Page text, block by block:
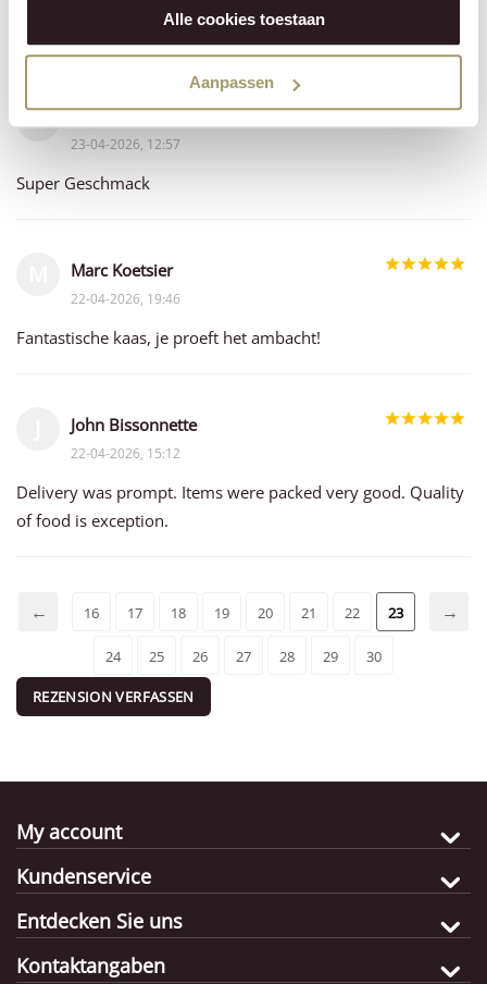
Alle cookies toestaan
Aanpassen
Es klappt immer reibungslos und schmeckt erstklassig.
A Anabela Lavinas Tewes
23-04-2026, 12:57
Super Geschmack
Marc Koetsier
22-04-2026, 19:46
Fantastische kaas, je proeft het ambacht!
John Bissonnette
22-04-2026, 15:12
Delivery was prompt. Items were packed very good. Quality
of food is exception.
16 17 18 19 20 21 22 23
24 25 26 27 28 29 30
REZENSION VERFASSEN
My account
Kundenservice
Entdecken Sie uns
Kontaktangaben